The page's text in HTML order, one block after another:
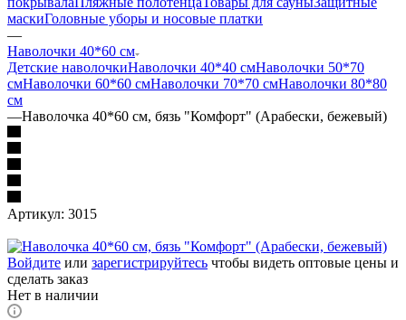
маскиГоловные уборы и носовые платки
—
Наволочки 40*60 см
Детские наволочкиНаволочки 40*40 смНаволочки 50*70
смНаволочки 60*60 смНаволочки 70*70 смНаволочки 80*80
см
—Наволочка 40*60 см, бязь "Комфорт" (Арабески, бежевый)
Артикул: 3015
Войдите или зарегистрируйтесь чтобы видеть оптовые цены и
сделать заказ
Нет в наличии